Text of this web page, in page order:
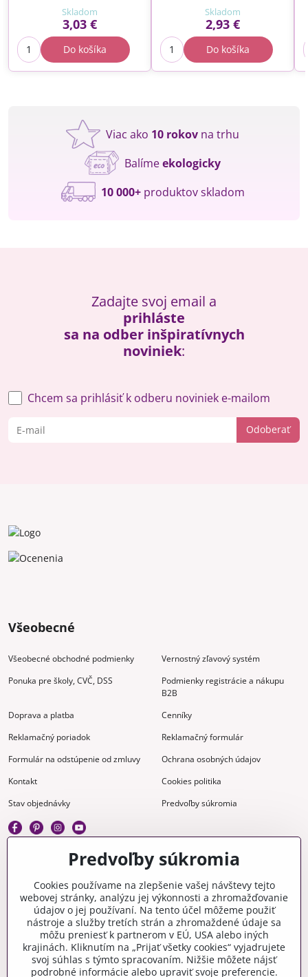
Skladom
3,03 €
Do košíka
Skladom
2,93 €
Do košíka
Viac ako 10 rokov na trhu
Balímeekologicky
10 000+produktov skladom
Zadajte svoj email a
prihláste
sa na odber inšpiratívnych
noviniek:
Odoberať
Chcem sa prihlásiť k odberu noviniek e-mailom
Všeobecné
Všeobecné obchodné podmienky
Vernostný zľavový systém
Ponuka pre školy, CVČ, DSS
Podmienky registrácie a nákupu
B2B
Doprava a platba
Cenníky
Reklamačný poriadok
Reklamačný formulár
Formulár na odstúpenie od zmluvy
Ochrana osobných údajov
Kontakt
Cookies politika
Stav objednávky
Predvoľby súkromia
Gravírovanie
Materiály na stiahnutie
Videonávody
Blog
Kreatívna poradňa
Predvoľby súkromia
Cookies používame na zlepšenie vašej návštevy tejto
webovej stránky, analýzu jej výkonnosti a zhromažďovanie
údajov o jej používaní. Na tento účel môžeme použiť
nástroje a služby tretích strán a zhromaždené údaje sa
môžu preniesť k partnerom v EÚ, USA alebo iných
krajinách. Kliknutím na „Prijať všetky cookies“ vyjadrujete
svoj súhlas s týmto spracovaním. Nižšie môžete nájsť
podrobné informácie alebo upraviť svoje preferencie.